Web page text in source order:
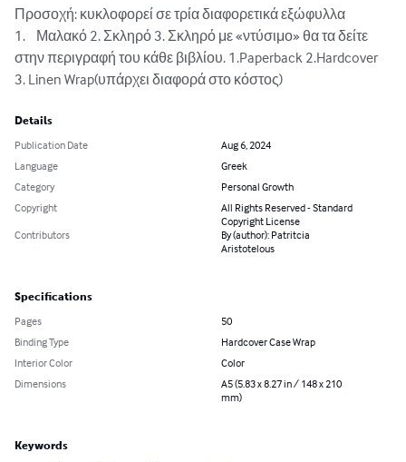
Προσοχή: κυκλοφορεί σε τρία διαφορετικά εξώφυλλα
1.	Μαλακό 2. Σκληρό 3. Σκληρό με «ντύσιμο» θα τα δείτε
στην περιγραφή του κάθε βιβλίου. 1.Paperback 2.Hardcover
3. Linen Wrap(υπάρχει διαφορά στο κόστος)
Details
Publication Date
Aug 6, 2024
Language
Greek
Category
Personal Growth
Copyright
All Rights Reserved - Standard
Copyright License
Contributors
By (author): Patritcia
Aristotelous
Specifications
Pages
50
Binding Type
Hardcover Case Wrap
Interior Color
Color
Dimensions
A5 (5.83 x 8.27 in / 148 x 210
mm)
Keywords